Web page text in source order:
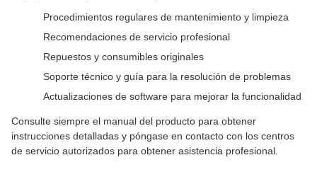
Procedimientos regulares de mantenimiento y limpieza
Recomendaciones de servicio profesional
Repuestos y consumibles originales
Soporte técnico y guía para la resolución de problemas
Actualizaciones de software para mejorar la funcionalidad
Consulte siempre el manual del producto para obtener
instrucciones detalladas y póngase en contacto con los centros
de servicio autorizados para obtener asistencia profesional.